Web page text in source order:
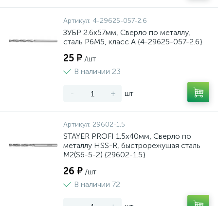
Артикул: 4-29625-057-2.6
ЗУБР 2.6х57мм, Сверло по металлу,
сталь Р6М5, класс А {4-29625-057-2.6}
25 ₽ /шт
В наличии 23
- + шт
Артикул: 29602-1.5
STAYER PROFI 1.5х40мм, Сверло по
металлу HSS-R, быстрорежущая сталь
М2(S6-5-2) {29602-1.5}
26 ₽ /шт
В наличии 72